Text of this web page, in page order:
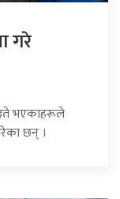
गरे
भएकाहरूले
छन् ।